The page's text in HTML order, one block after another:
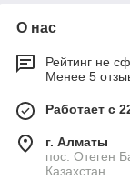
О нас
Рейтинг не
Менее 5
Работает с
г. Алматы
пос. Отеген
Казахстан